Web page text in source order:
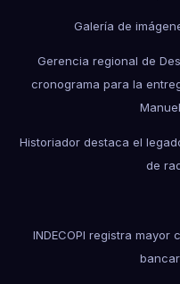
Galería de
Gerencia regional de
cronograma para la
Historiador destaca el
de
INDECOPI registra